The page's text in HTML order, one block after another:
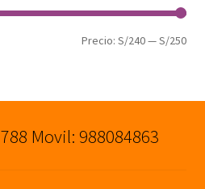
Precio:S/240—S/250
Movil: 988084863